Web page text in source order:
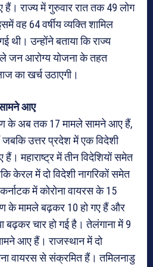
राज्य में गुरुवार रात तक 49 लोग
वह 64 वर्षीय व्यक्ति शामिल
थी। उन्होंने बताया कि राज्य
जन आरोग्य योजना के तहत
का खर्च उठाएगी।
आए
के अब तक 17 मामले सामने आए हैं,
उत्तर प्रदेश में एक विदेशी
महाराष्ट्र में तीन विदेशियों समेत
केरल में दो विदेशी नागरिकों समेत
में कोरोना वायरस के 15
के मामले बढ़कर 10 हो गए हैं और
बढ़कर चार हो गई है। तेलंगाना में 9
आए हैं। राजस्थान में दो
वायरस से संक्रमित हैं। तमिलनाडु